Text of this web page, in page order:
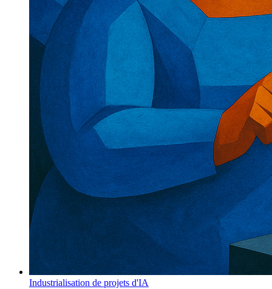
Industrialisation de projets d'IA